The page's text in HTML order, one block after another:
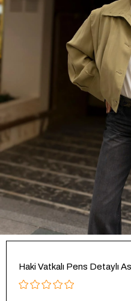
Haki Vatkalı Pens Detaylı